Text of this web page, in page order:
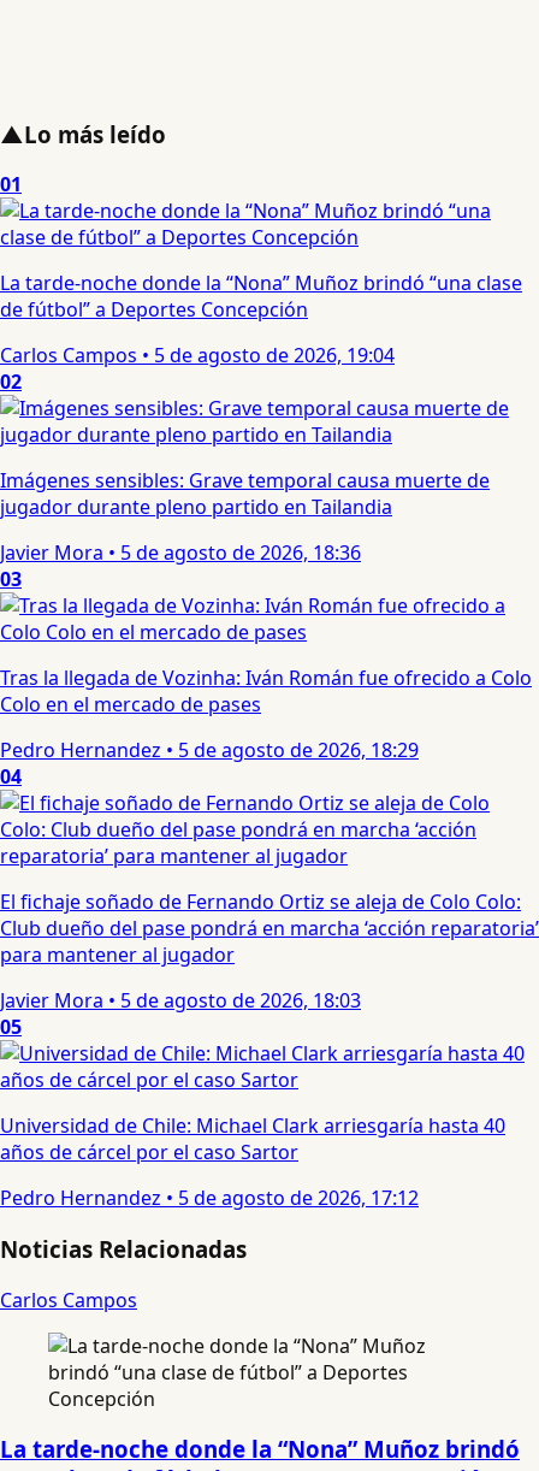
▲Lo más leído
01
La tarde-noche donde la “Nona” Muñoz brindó “una clase
de fútbol” a Deportes Concepción
Carlos Campos • 5 de agosto de 2026, 19:04
02
Imágenes sensibles: Grave temporal causa muerte de
jugador durante pleno partido en Tailandia
Javier Mora • 5 de agosto de 2026, 18:36
03
Tras la llegada de Vozinha: Iván Román fue ofrecido a Colo
Colo en el mercado de pases
Pedro Hernandez • 5 de agosto de 2026, 18:29
04
El fichaje soñado de Fernando Ortiz se aleja de Colo Colo:
Club dueño del pase pondrá en marcha ‘acción reparatoria’
para mantener al jugador
Javier Mora • 5 de agosto de 2026, 18:03
05
Universidad de Chile: Michael Clark arriesgaría hasta 40
años de cárcel por el caso Sartor
Pedro Hernandez • 5 de agosto de 2026, 17:12
Noticias Relacionadas
Carlos Campos
La tarde-noche donde la “Nona” Muñoz brindó